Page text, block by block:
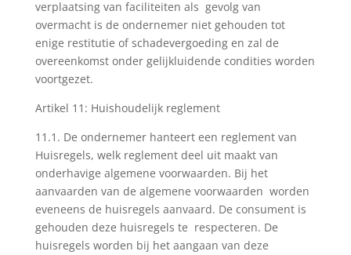
verplaatsing van faciliteiten als gevolg van
overmacht is de ondernemer niet gehouden tot
enige restitutie of schadevergoeding en zal de
overeenkomst onder gelijkluidende condities worden
voortgezet.
Artikel 11: Huishoudelijk reglement
11.1. De ondernemer hanteert een reglement van
Huisregels, welk reglement deel uit maakt van
onderhavige algemene voorwaarden. Bij het
aanvaarden van de algemene voorwaarden worden
eveneens de huisregels aanvaard. De consument is
gehouden deze huisregels te respecteren. De
huisregels worden bij het aangaan van deze